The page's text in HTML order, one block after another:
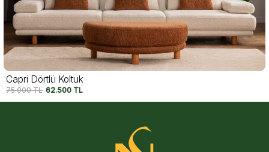
Motto Dörtlü Koltuk
74.250